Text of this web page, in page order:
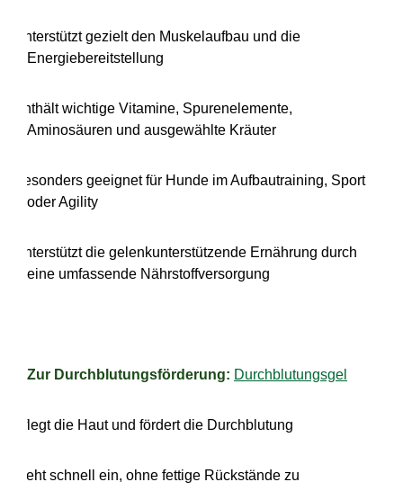
Unterstützt gezielt den Muskelaufbau und die
Energiebereitstellung
Enthält wichtige Vitamine, Spurenelemente,
Aminosäuren und ausgewählte Kräuter
Besonders geeignet für Hunde im Aufbautraining, Sport
oder Agility
Unterstützt die gelenkunterstützende Ernährung durch
eine umfassende Nährstoffversorgung
Zur Durchblutungsförderung: Durchblutungsgel
Pflegt die Haut und fördert die Durchblutung
Zieht schnell ein, ohne fettige Rückstände zu